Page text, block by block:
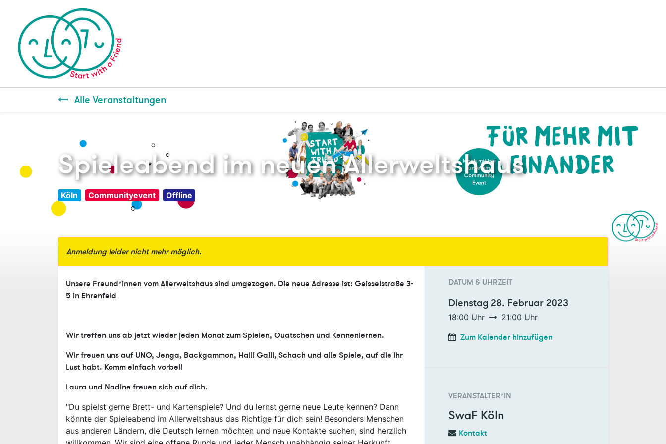
Alle Veranstaltungen
Spieleabend im neuen Allerweltshaus
Köln Communityevent Offline
Anmeldung leider nicht mehr möglich.
Unsere Freund*innen vom Allerweltshaus sind umgezogen. Die neue Adresse ist: Geisselstraße 3-
5 in Ehrenfeld
Wir treffen uns ab jetzt wieder jeden Monat zum Spielen, Quatschen und Kennenlernen.
Wir freuen uns auf UNO, Jenga, Backgammon, Halli Galli, Schach und alle Spiele, auf die ihr
Lust habt. Komm einfach vorbei!
Laura und Nadine freuen sich auf dich.
"Du spielst gerne Brett- und Kartenspiele? Und du lernst gerne neue Leute kennen? Dann
könnte der Spieleabend im Allerweltshaus das Richtige für dich sein! Besonders Menschen
aus anderen Ländern, die Deutsch lernen möchten und neue Kontakte suchen, sind herzlich
DATUM & UHRZEIT
Dienstag 28. Februar 2023
18:00 Uhr 21:00 Uhr
Zum Kalender hinzufügen
VERANSTALTER*IN
SwaF Köln
Kontakt